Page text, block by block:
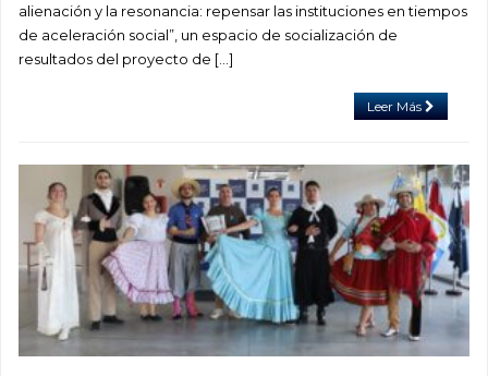
alienación y la resonancia: repensar las instituciones en tiempos
de aceleración social”, un espacio de socialización de
resultados del proyecto de […]
Leer Más